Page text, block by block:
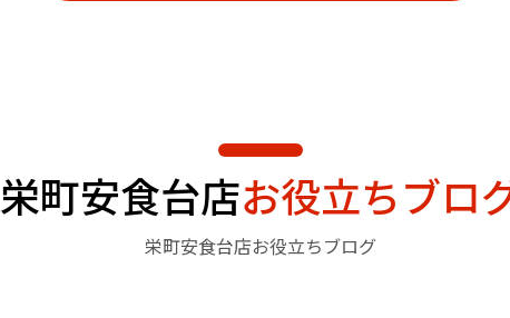
栄町安食台店お役立ちブロ
栄町安食台店お役立ちブログ